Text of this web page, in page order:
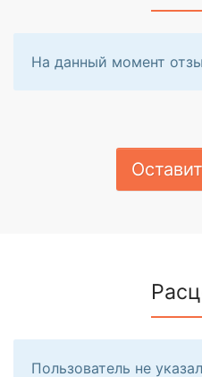
На данный момент
Пользователь не